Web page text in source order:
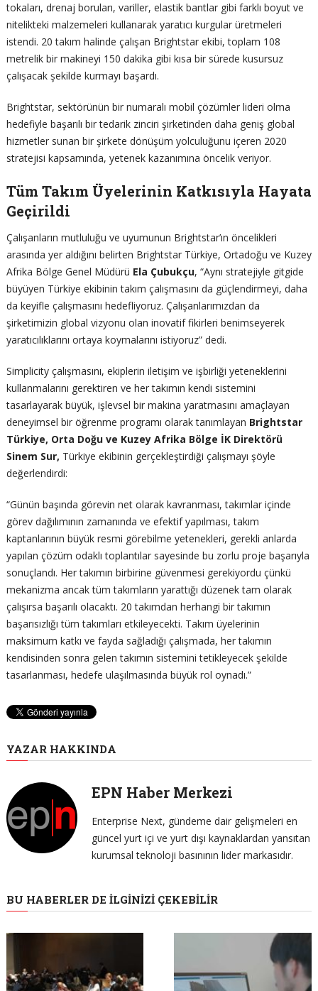
tokaları, drenaj boruları, variller, elastik bantlar gibi farklı boyut ve
nitelikteki malzemeleri kullanarak yaratıcı kurgular üretmeleri
istendi. 20 takım halinde çalışan Brightstar ekibi, toplam 108
metrelik bir makineyi 150 dakika gibi kısa bir sürede kusursuz
çalışacak şekilde kurmayı başardı.
Brightstar, sektörünün bir numaralı mobil çözümler lideri olma
hedefiyle başarılı bir tedarik zinciri şirketinden daha geniş global
hizmetler sunan bir şirkete dönüşüm yolculuğunu içeren 2020
stratejisi kapsamında, yetenek kazanımına öncelik veriyor.
Tüm Takım Üyelerinin Katkısıyla Hayata
Geçirildi
Çalışanların mutluluğu ve uyumunun Brightstar’ın öncelikleri
arasında yer aldığını belirten Brightstar Türkiye, Ortadoğu ve Kuzey
Afrika Bölge Genel Müdürü Ela Çubukçu, “Aynı stratejiyle gitgide
büyüyen Türkiye ekibinin takım çalışmasını da güçlendirmeyi, daha
da keyifle çalışmasını hedefliyoruz. Çalışanlarımızdan da
şirketimizin global vizyonu olan inovatif fikirleri benimseyerek
yaratıcılıklarını ortaya koymalarını istiyoruz” dedi.
Simplicity çalışmasını, ekiplerin iletişim ve işbirliği yeteneklerini
kullanmalarını gerektiren ve her takımın kendi sistemini
tasarlayarak büyük, işlevsel bir makina yaratmasını amaçlayan
deneyimsel bir öğrenme programı olarak tanımlayan Brightstar
Türkiye, Orta Doğu ve Kuzey Afrika Bölge İK Direktörü
Sinem Sur, Türkiye ekibinin gerçekleştirdiği çalışmayı şöyle
değerlendirdi:
“Günün başında görevin net olarak kavranması, takımlar içinde
görev dağılımının zamanında ve efektif yapılması, takım
kaptanlarının büyük resmi görebilme yetenekleri, gerekli anlarda
yapılan çözüm odaklı toplantılar sayesinde bu zorlu proje başarıyla
sonuçlandı. Her takımın birbirine güvenmesi gerekiyordu çünkü
mekanizma ancak tüm takımların yarattığı düzenek tam olarak
çalışırsa başarılı olacaktı. 20 takımdan herhangi bir takımın
başarısızlığı tüm takımları etkileyecekti. Takım üyelerinin
maksimum katkı ve fayda sağladığı çalışmada, her takımın
kendisinden sonra gelen takımın sistemini tetikleyecek şekilde
tasarlanması, hedefe ulaşılmasında büyük rol oynadı.”
YAZAR HAKKINDA
EPN Haber Merkezi
Enterprise Next, gündeme dair gelişmeleri en
güncel yurt içi ve yurt dışı kaynaklardan yansıtan
kurumsal teknoloji basınının lider markasıdır.
BU HABERLER DE İLGINIZI ÇEKEBILIR